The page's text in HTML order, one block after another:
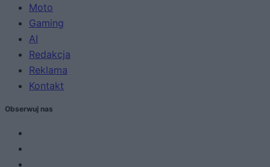
Moto
Gaming
AI
Redakcja
Reklama
Kontakt
Obserwuj nas